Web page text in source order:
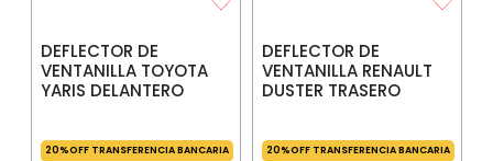
DEFLECTOR DE
VENTANILLA TOYOTA
YARIS DELANTERO
20%OFF TRANSFERENCIA BANCARIA
DEFLECTOR DE
VENTANILLA RENAULT
DUSTER TRASERO
20%OFF TRANSFERENCIA BANCARIA